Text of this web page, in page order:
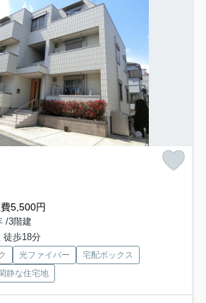
5,500円
/3階建
徒歩18分
光ファイバー
宅配ボックス
静な住宅地